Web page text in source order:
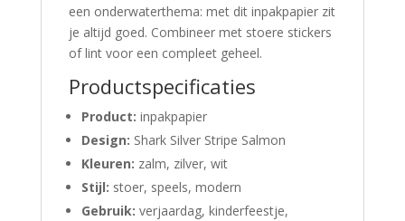
een onderwaterthema: met dit inpakpapier zit
je altijd goed. Combineer met stoere stickers
of lint voor een compleet geheel.
Productspecificaties
Product: inpakpapier
Design: Shark Silver Stripe Salmon
Kleuren: zalm, zilver, wit
Stijl: stoer, speels, modern
Gebruik: verjaardag, kinderfeestje,